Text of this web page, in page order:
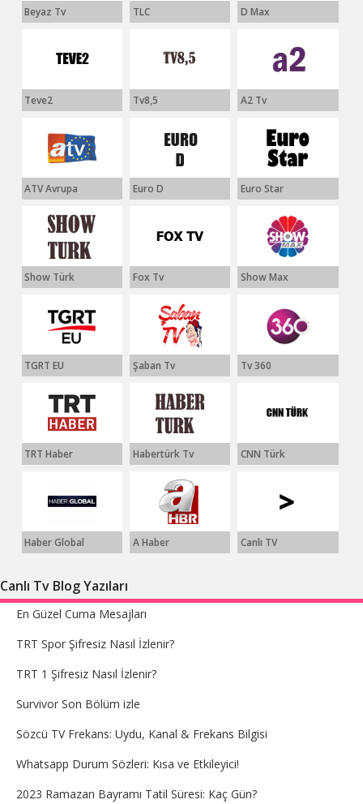
Beyaz Tv TLC D Max
Teve2 Tv8,5 A2 Tv
ATV Avrupa Euro D Euro Star
Show Türk Fox Tv Show Max
TGRT EU Şaban Tv Tv 360
TRT Haber Habertürk Tv CNN Türk
Haber Global A Haber Canlı TV
Canlı Tv Blog Yazıları
En Güzel Cuma Mesajları
TRT Spor Şifresiz Nasıl İzlenir?
TRT 1 Şifresiz Nasıl İzlenir?
Survivor Son Bölüm izle
Sözcü TV Frekans: Uydu, Kanal & Frekans Bilgisi
Whatsapp Durum Sözleri: Kısa ve Etkileyici!
2023 Ramazan Bayramı Tatil Süresi: Kaç Gün?